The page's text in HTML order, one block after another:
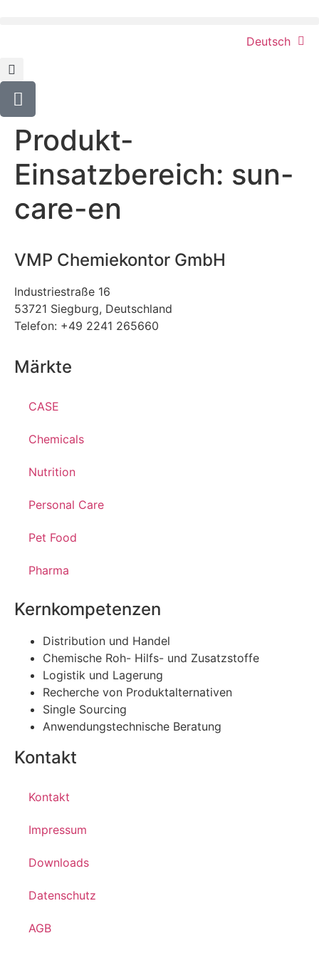
Deutsch
Produkt-
Einsatzbereich: sun-
care-en
VMP Chemiekontor GmbH
Industriestraße 16
53721 Siegburg, Deutschland
Telefon: +49 2241 265660
Märkte
CASE
Chemicals
Nutrition
Personal Care
Pet Food
Pharma
Kernkompetenzen
Distribution und Handel
Chemische Roh- Hilfs- und Zusatzstoffe
Logistik und Lagerung
Recherche von Produktalternativen
Single Sourcing
Anwendungstechnische Beratung
Kontakt
Kontakt
Impressum
Downloads
Datenschutz
AGB